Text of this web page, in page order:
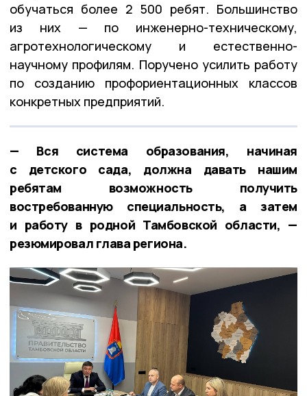
обучаться более 2 500 ребят. Большинство
из них — по инженерно-техническому,
агротехнологическому и естественно-
научному профилям. Поручено усилить работу
по созданию профориентационных классов
конкретных предприятий.
— Вся система образования, начиная
с детского сада, должна давать нашим
ребятам возможность получить
востребованную специальность, а затем
и работу в родной Тамбовской области, —
резюмировал глава региона.